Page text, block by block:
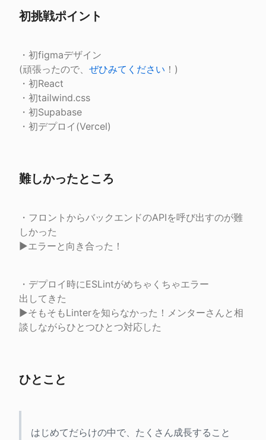
初挑戦ポイント
・初figmaデザイン
(頑張ったので、 ぜひみてください ！)
・初React
・初tailwind.css
・初Supabase
・初デプロイ(Vercel)
難しかったところ
・フロントからバックエンドのAPIを呼び出すのが難
しかった
▶︎エラーと向き合った！
・デプロイ時にESLintがめちゃくちゃエラー
出してきた
▶︎そもそもLinterを知らなかった！メンターさんと相
談しながらひとつひとつ対応した
ひとこと
はじめてだらけの中で、たくさん成長すること